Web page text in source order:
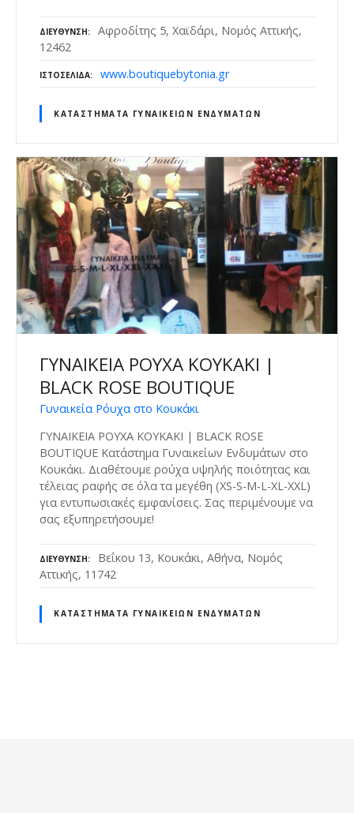
ΔΙΕΎΘΥΝΣΗ
Αφροδίτης 5, Χαϊδάρι, Νομός Αττικής,
12462
ΙΣΤΟΣΕΛΊΔΑ www.boutiquebytonia.gr
ΚΑΤΑΣΤΉΜΑΤΑ ΓΥΝΑΙΚΕΊΩΝ ΕΝΔΥΜΆΤΩΝ
ΓΥΝΑΙΚΕΙΑ ΡΟΥΧΑ ΚΟΥΚΑΚΙ |
BLACK ROSE BOUTIQUE
Γυναικεία Ρόυχα στο Κουκάκι
ΓΥΝΑΙΚΕΙΑ ΡΟΥΧΑ ΚΟΥΚΑΚΙ | BLACK ROSE
BOUTIQUE Κατάστημα Γυναικείων Ενδυμάτων στο
Κουκάκι. Διαθέτουμε ρούχα υψηλής ποιότητας και
τέλειας ραφής σε όλα τα μεγέθη (XS-S-M-L-XL-XXL)
για εντυπωσιακές εμφανίσεις. Σας περιμένουμε να
σας εξυπηρετήσουμε!
ΔΙΕΎΘΥΝΣΗ
Βεΐκου 13, Κουκάκι, Αθήνα, Νομός
Αττικής, 11742
ΚΑΤΑΣΤΉΜΑΤΑ ΓΥΝΑΙΚΕΊΩΝ ΕΝΔΥΜΆΤΩΝ